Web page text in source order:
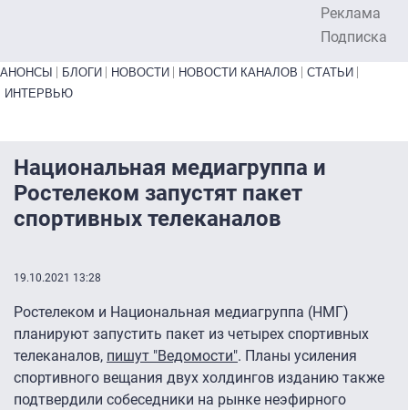
Реклама
Подписка
Primary links bottom
АНОНСЫ БЛОГИ НОВОСТИ НОВОСТИ КАНАЛОВ
СТАТЬИ
ИНТЕРВЬЮ
Национальная медиагруппа и
Ростелеком запустят пакет
спортивных телеканалов
19.10.2021 13:28
Ростелеком и Национальная медиагруппа (НМГ)
планируют запустить пакет из четырех спортивных
телеканалов, пишут "Ведомости". Планы усиления
спортивного вещания двух холдингов изданию также
подтвердили собеседники на рынке неэфирного